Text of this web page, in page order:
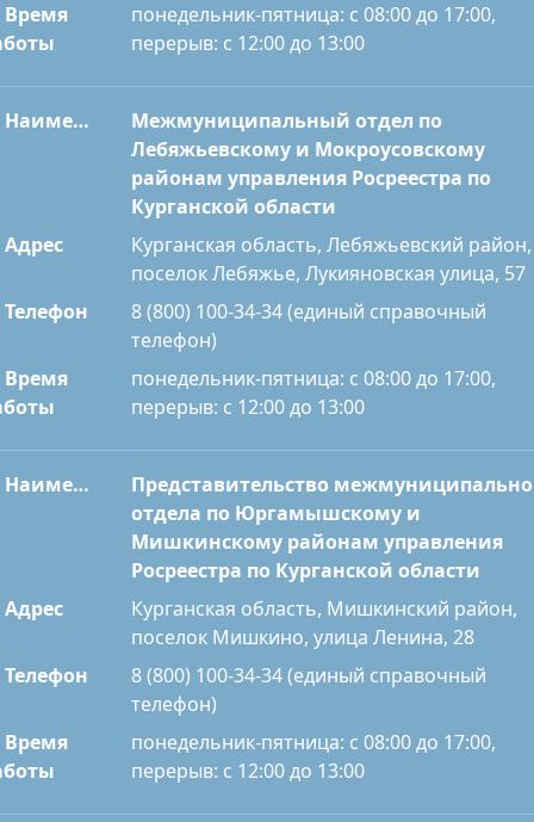
Время
понедельник-пятница: с 08:00 до 17:00,
перерыв: с 12:00 до 13:00
Наименование
Межмуниципальный отдел по
Лебяжьевскому и Мокроусовскому
районам управления Росреестра по
Курганской области
Адрес
Курганская область, Лебяжьевский район,
поселок Лебяжье, Лукияновская улица, 57
Телефон
8 (800) 100-34-34 (единый справочный
телефон)
Время
понедельник-пятница: с 08:00 до 17:00,
перерыв: с 12:00 до 13:00
Наименование
Представительство
отдела по Юргамышскому и
Мишкинскому районам управления
Росреестра по Курганской области
Адрес
Курганская область, Мишкинский район,
поселок Мишкино, улица Ленина, 28
Телефон
8 (800) 100-34-34 (единый справочный
телефон)
Время
понедельник-пятница: с 08:00 до 17:00,
перерыв: с 12:00 до 13:00